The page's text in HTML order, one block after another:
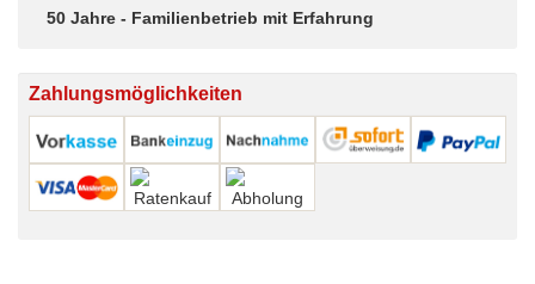
50 Jahre - Familienbetrieb mit Erfahrung
Zahlungsmöglichkeiten